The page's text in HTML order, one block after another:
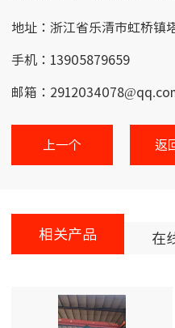
地址：浙江省乐清市虹桥镇
手机：13905879659
邮箱：
上一个 返
相关产品 在